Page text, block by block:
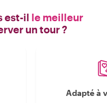
est-il le meilleur
un tour ?
Adapté à